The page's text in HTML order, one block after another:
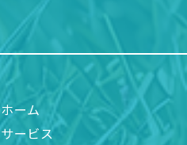
ホーム
サービス